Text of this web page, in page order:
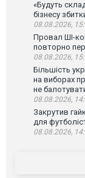
«Будуть
бізнесу
08.08.2026,
Провал ШІ-
повторно
08.08.2026,
Більшість
на виборах
не
08.08.2026,
Закрутив
для
08.08.2026,